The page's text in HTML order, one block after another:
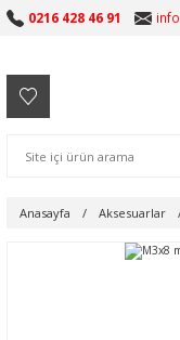
0216 428 46 91 info
Anasayfa Aksesuarlar